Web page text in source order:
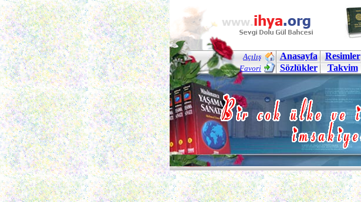
Açılış
Favori
Anasayfa Resimler
Sözlükler
Takvim